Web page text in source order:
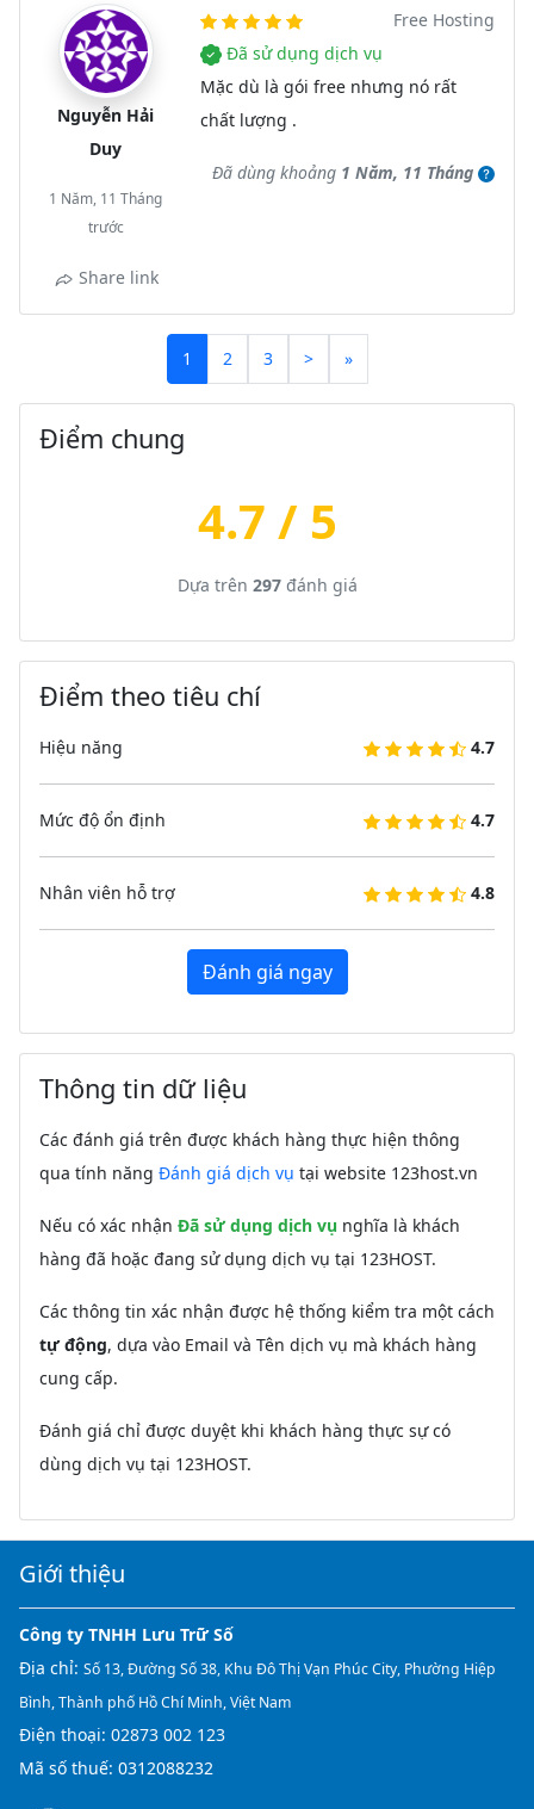
Nguyễn Hải
Duy
1 Năm, 11 Tháng
trước
Share link
Free Hosting
Đã sử dụng dịch vụ
Mặc dù là gói free nhưng nó rất
chất lượng .
Đã dùng khoảng 1 Năm, 11 Tháng
1 2 3 > »
Điểm chung
4.7 / 5
Dựa trên 297đánh giá
Điểm theo tiêu chí
Hiệu năng 4.7
Mức độ ổn định 4.7
Nhân viên hỗ trợ 4.8
Đánh giá ngay
Thông tin dữ liệu
Các đánh giá trên được khách hàng thực hiện thông
qua tính năng Đánh giá dịch vụ tại website 123host.vn
Nếu có xác nhận Đã sử dụng dịch vụ nghĩa là khách
hàng đã hoặc đang sử dụng dịch vụ tại 123HOST.
Các thông tin xác nhận được hệ thống kiểm tra một cách
tự động, dựa vào Email và Tên dịch vụ mà khách hàng
cung cấp.
Đánh giá chỉ được duyệt khi khách hàng thực sự có
dùng dịch vụ tại 123HOST.
Giới thiệu
Công ty TNHH Lưu Trữ Số
Địa chỉ: Số 13, Đường Số 38, Khu Đô Thị Vạn Phúc City, Phường Hiệp
Bình, Thành phố Hồ Chí Minh, Việt Nam
Điện thoại: 02873 002 123
Mã số thuế: 0312088232